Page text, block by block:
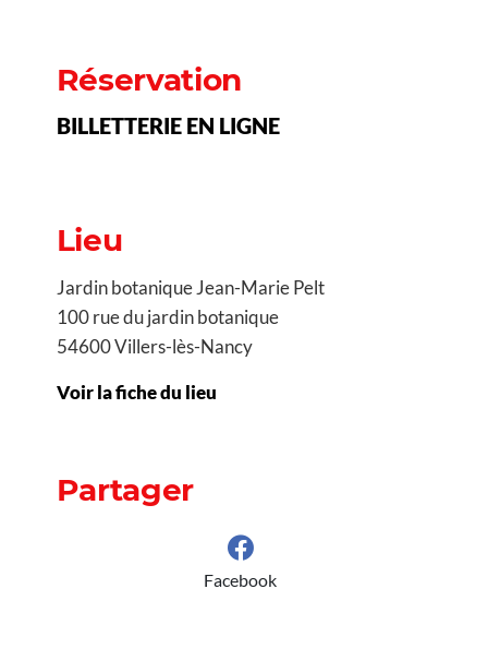
Réservation
BILLETTERIE EN LIGNE
Lieu
Jardin botanique Jean-Marie Pelt
100 rue du jardin botanique
54600 Villers-lès-Nancy
Voir la fiche du lieu
Partager
Facebook